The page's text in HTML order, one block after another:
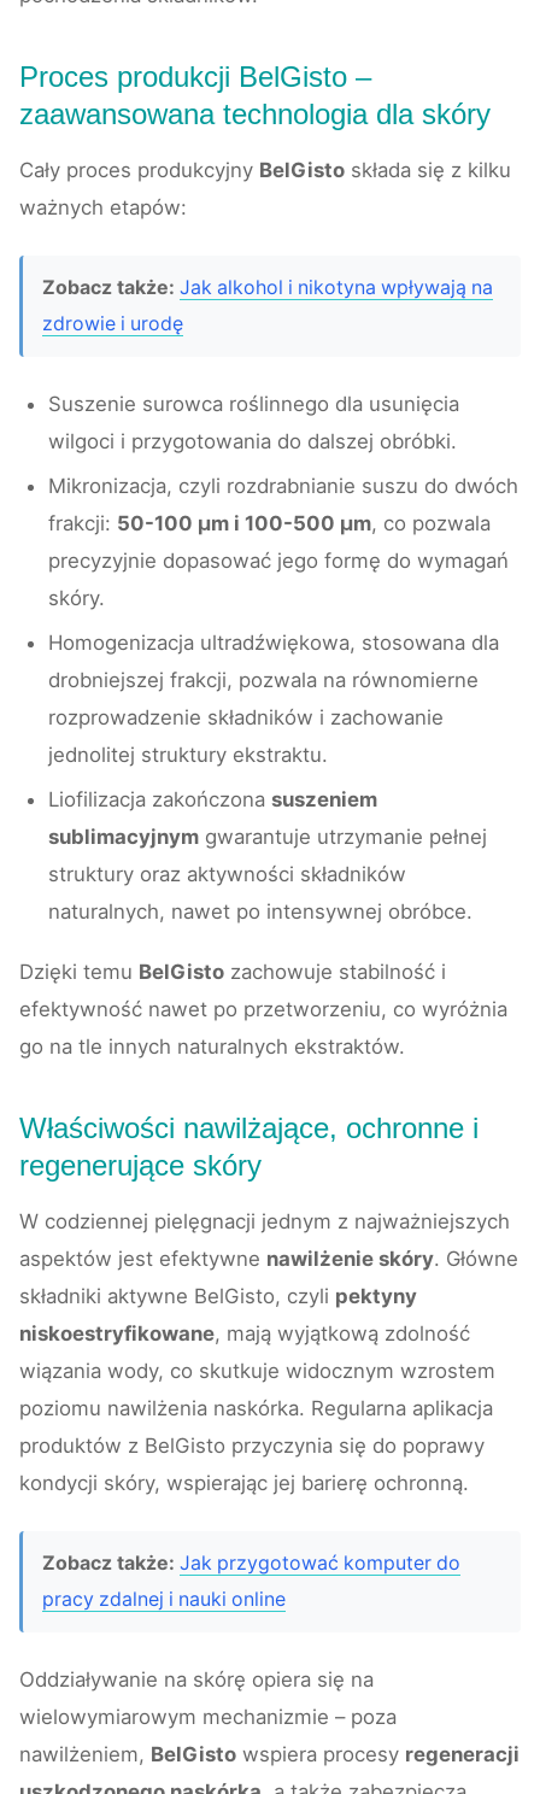
Proces produkcji BelGisto –
zaawansowana technologia dla skóry
Cały proces produkcyjny BelGisto składa się z kilku
ważnych etapów:
Zobacz także: Jak alkohol i nikotyna wpływają na
zdrowie i urodę
Suszenie surowca roślinnego dla usunięcia
wilgoci i przygotowania do dalszej obróbki.
Mikronizacja, czyli rozdrabnianie suszu do dwóch
frakcji: 50-100 μm i 100-500 μm, co pozwala
precyzyjnie dopasować jego formę do wymagań
skóry.
Homogenizacja ultradźwiękowa, stosowana dla
drobniejszej frakcji, pozwala na równomierne
rozprowadzenie składników i zachowanie
jednolitej struktury ekstraktu.
Liofilizacja zakończona suszeniem
sublimacyjnym gwarantuje utrzymanie pełnej
struktury oraz aktywności składników
naturalnych, nawet po intensywnej obróbce.
Dzięki temu BelGisto zachowuje stabilność i
efektywność nawet po przetworzeniu, co wyróżnia
go na tle innych naturalnych ekstraktów.
Właściwości nawilżające, ochronne i
regenerujące skóry
W codziennej pielęgnacji jednym z najważniejszych
aspektów jest efektywne nawilżenie skóry. Główne
składniki aktywne BelGisto, czyli pektyny
niskoestryfikowane, mają wyjątkową zdolność
wiązania wody, co skutkuje widocznym wzrostem
poziomu nawilżenia naskórka. Regularna aplikacja
produktów z BelGisto przyczynia się do poprawy
kondycji skóry, wspierając jej barierę ochronną.
Zobacz także: Jak przygotować komputer do
pracy zdalnej i nauki online
Oddziaływanie na skórę opiera się na
wielowymiarowym mechanizmie – poza
nawilżeniem, BelGisto wspiera procesy regeneracji